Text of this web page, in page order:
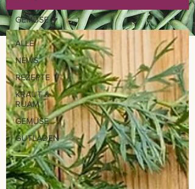
ALLE
NEWS
REZEPTE
KRAUT &
RUAM
GEMÜSE
GUTLADEN
GEMÜSE